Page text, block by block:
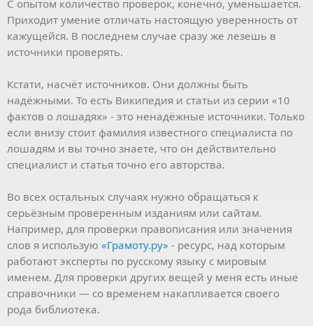
С опытом количество проверок, конечно, уменьшается.
Приходит умение отличать настоящую уверенность от
кажущейся. В последнем случае сразу же лезешь в
источники проверять.
Кстати, насчёт источников. Они должны быть
надёжными. То есть Википедия и статьи из серии «10
фактов о лошадях» - это ненадёжные источники. Только
если внизу стоит фамилия известного специалиста по
лошадям и вы точно знаете, что он действительно
специалист и статья точно его авторства.
Во всех остальных случаях нужно обращаться к
серьёзным проверенным изданиям или сайтам.
Например, для проверки правописания или значения
слов я использую «Грамоту.ру» - ресурс, над которым
работают эксперты по русскому языку с мировым
именем. Для проверки других вещей у меня есть иные
справочники — со временем накапливается своего
рода библиотека.